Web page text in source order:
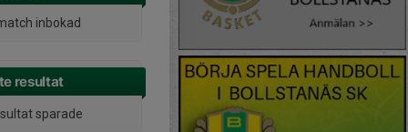
inbokad
resultat
sparade